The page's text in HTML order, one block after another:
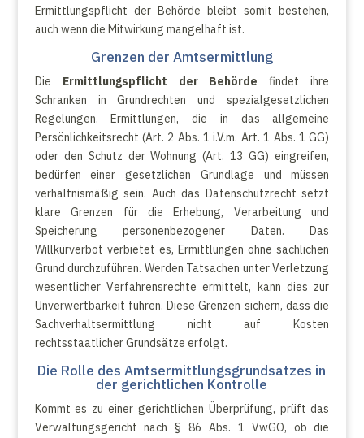
Ermittlungspflicht der Behörde bleibt somit bestehen,
auch wenn die Mitwirkung mangelhaft ist.
Grenzen der Amtsermittlung
Die Ermittlungspflicht der Behörde findet ihre
Schranken in Grundrechten und spezialgesetzlichen
Regelungen. Ermittlungen, die in das allgemeine
Persönlichkeitsrecht (Art. 2 Abs. 1 i.V.m. Art. 1 Abs. 1 GG)
oder den Schutz der Wohnung (Art. 13 GG) eingreifen,
bedürfen einer gesetzlichen Grundlage und müssen
verhältnismäßig sein. Auch das Datenschutzrecht setzt
klare Grenzen für die Erhebung, Verarbeitung und
Speicherung personenbezogener Daten. Das
Willkürverbot verbietet es, Ermittlungen ohne sachlichen
Grund durchzuführen. Werden Tatsachen unter Verletzung
wesentlicher Verfahrensrechte ermittelt, kann dies zur
Unverwertbarkeit führen. Diese Grenzen sichern, dass die
Sachverhaltsermittlung nicht auf Kosten
rechtsstaatlicher Grundsätze erfolgt.
Die Rolle des Amtsermittlungsgrundsatzes in
der gerichtlichen Kontrolle
Kommt es zu einer gerichtlichen Überprüfung, prüft das
Verwaltungsgericht nach § 86 Abs. 1 VwGO, ob die